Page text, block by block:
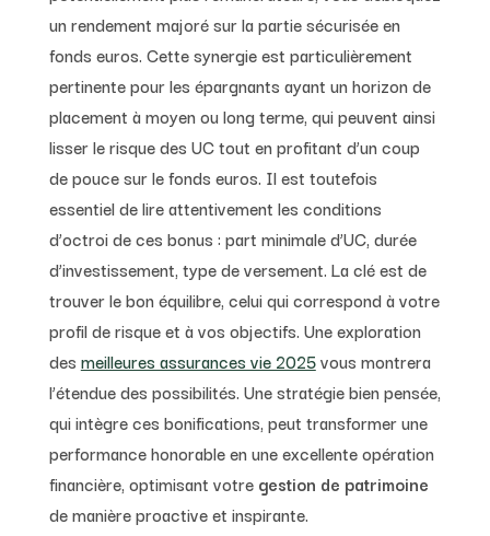
un rendement majoré sur la partie sécurisée en
fonds euros. Cette synergie est particulièrement
pertinente pour les épargnants ayant un horizon de
placement à moyen ou long terme, qui peuvent ainsi
lisser le risque des UC tout en profitant d’un coup
de pouce sur le fonds euros. Il est toutefois
essentiel de lire attentivement les conditions
d’octroi de ces bonus : part minimale d’UC, durée
d’investissement, type de versement. La clé est de
trouver le bon équilibre, celui qui correspond à votre
profil de risque et à vos objectifs. Une exploration
des meilleures assurances vie 2025vous montrera
l’étendue des possibilités. Une stratégie bien pensée,
qui intègre ces bonifications, peut transformer une
performance honorable en une excellente opération
financière, optimisant votre gestion de patrimoine
de manière proactive et inspirante.